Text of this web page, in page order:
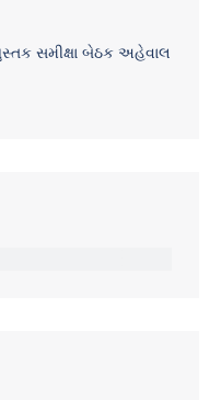
સમીક્ષા બેઠક અહેવાલ